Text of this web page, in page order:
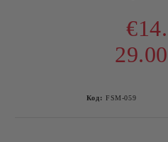
Код: FSM-059